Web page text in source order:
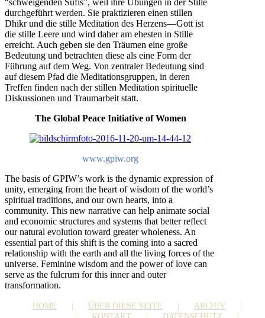
durchgeführt werden. Sie praktizieren einen stillen
Dhikr und die stille Meditation des Herzens—Gott ist
die stille Leere und wird daher am ehesten in Stille
erreicht. Auch geben sie den Träumen eine große
Bedeutung und betrachten diese als eine Form der
Führung auf dem Weg. Von zentraler Bedeutung sind
auf diesem Pfad die Meditationsgruppen, in deren
Treffen finden nach der stillen Meditation spirituelle
Diskussionen und Traumarbeit statt.
The Global Peace Initiative of Women
www.gpiw.org
The basis of GPIW’s work is the dynamic expression of
unity, emerging from the heart of wisdom of the world’s
spiritual traditions, and our own hearts, into a
community. This new narrative can help animate social
and economic structures and systems that better reflect
our natural evolution toward greater wholeness. An
essential part of this shift is the coming into a sacred
relationship with the earth and all the living forces of the
universe. Feminine wisdom and the power of love can
serve as the fulcrum for this inner and outer
transformation.
HOME ÜBER DIESE SEITE
ARCHIV